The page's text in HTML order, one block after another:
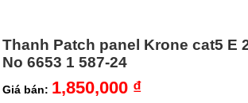
Thanh Patch panel Krone cat5 E
No 6653 1 587-24
Giá bán: 1,850,000 ₫